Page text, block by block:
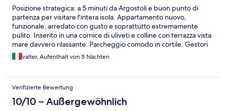
Posizione strategica: a 5 minuti da Argostoli e buon punto di
partenza per visitare l'intera isola. Appartamento nuovo,
funzionale, arredato con gusto e soprattutto estremamente
pulito. Inserito in una cornice di uliveti e colline con terrazza vista
mare davvero rilassante. Parcheggio comodo in cortile. Gestori
eccezionalmente cortesi e disponibili. Al nostro arrivo abbiamo
trovato in frigorifero una limonata fatta in casa dalla proprietaria
valter, Aufenthalt von 5 Nächten
Verifizierte Bewertung
10/10 – Außergewöhnlich